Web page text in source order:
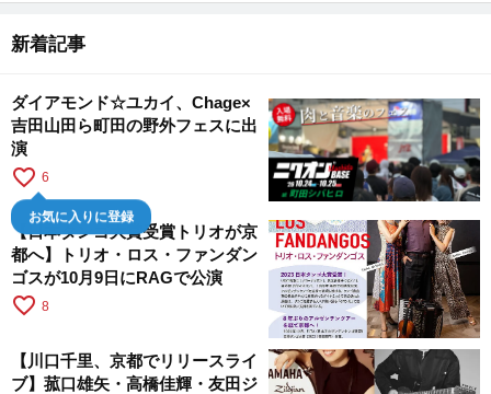
新着記事
ダイアモンド☆ユカイ、Chage×
吉田山田ら町田の野外フェスに出
演
favorite_border 6
お気に入りに登録
【日本タンゴ大賞受賞トリオが京
都へ】トリオ・ロス・ファンダン
ゴスが10月9日にRAGで公演
favorite_border 8
【川口千里、京都でリリースライ
ブ】菰口雄矢・高橋佳輝・友田ジ